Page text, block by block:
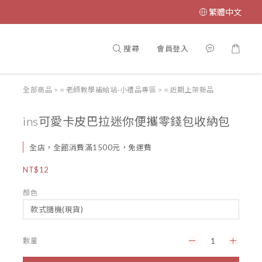
繁體中文
搜尋 會員登入
全部商品 > ⭐ 老師教學補給站-小禮品專區 > ⭐️ 近期上架新品
ins可愛卡皮巴拉迷你便攜零錢包收納包
全店，全館消費滿1500元，免運費
NT$12
顏色
數量